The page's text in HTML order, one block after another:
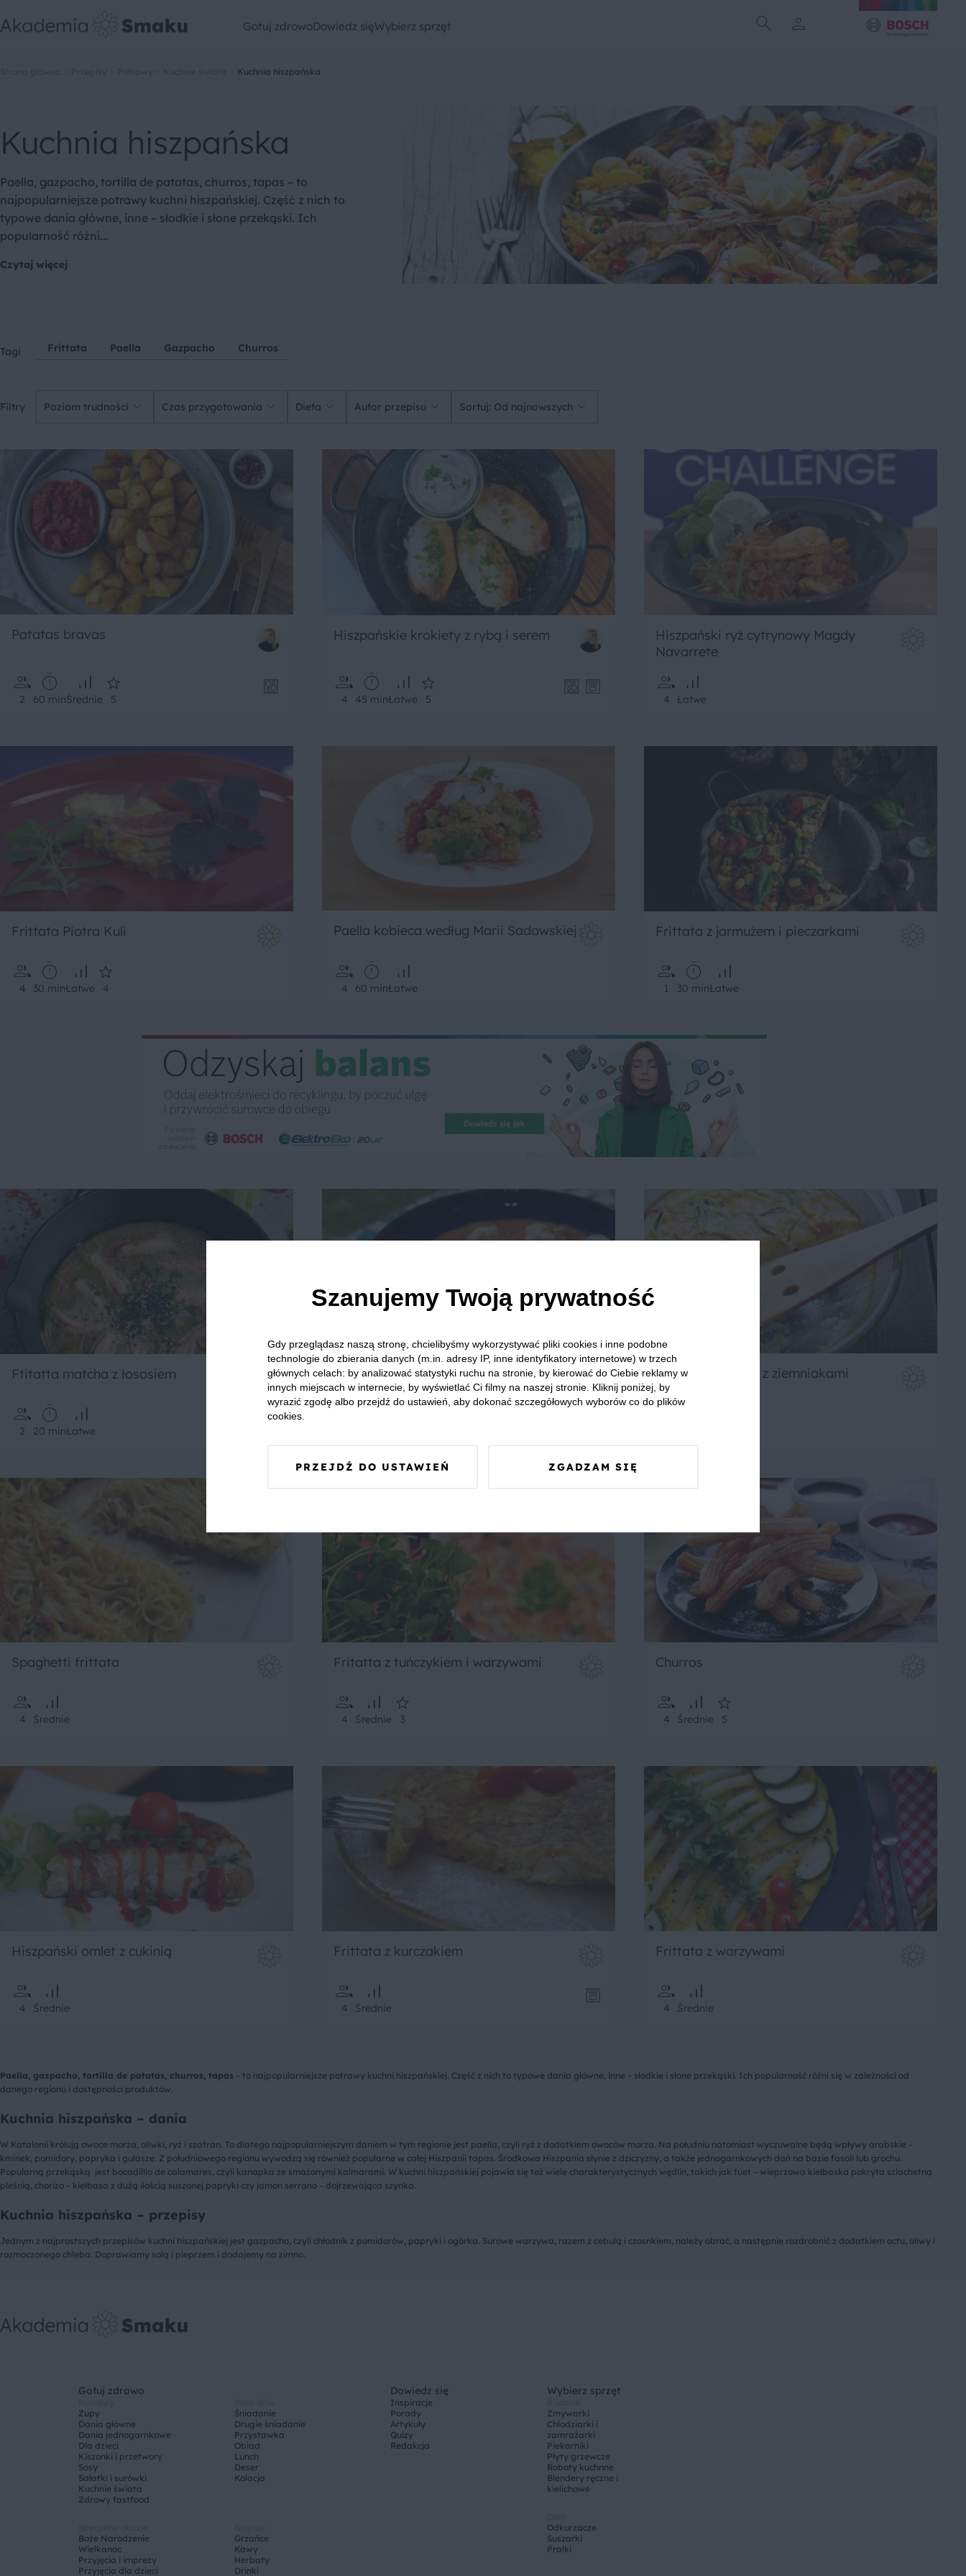
Gotuj zdrowoDowiedz sięWybierz sprzęt
Kuchnia hiszpańska
Kuchnia hiszpańska
Paella, gazpacho, tortilla de patatas, churros, tapas – to
najpopularniejsze potrawy kuchni hiszpańskiej. Część z nich to
typowe dania główne, inne – słodkie i słone przekąski. Ich
popularność różni...
Czytaj więcej
Tagi Frittata Paella Gazpacho Churros
Filtry Poziom trudności Czas przygotowania Dieta Autor przepisu Sortuj: Od najnowszych
Patatas bravas
2 60 minŚrednie 5
Hiszpańskie krokiety z rybą i serem
4 45 minŁatwe 5
Hiszpański ryż cytrynowy Magdy
Navarrete
4 Łatwe
Frittata Piotra Kuli
4 30 minŁatwe 4
Paella kobieca według Marii Sadowskiej
4 60 minŁatwe
Frittata z jarmużem i pieczarkami
1 30 minŁatwe
Ftitatta matcha z łososiem
2 20 minŁatwe
GAZPACHO Omlet hiszpański z ziemniakami
Spaghetti frittata
4 Średnie
Fritatta z tuńczykiem i warzywami
4 Średnie 3
Churros
4 Średnie 5
Hiszpański omlet z cukinią
4 Średnie
Frittata z kurczakiem
4 Średnie
Frittata z warzywami
4 Średnie
Paella, gazpacho, tortilla de patatas, churros, tapas – to najpopularniejsze potrawy kuchni hiszpańskiej. Część z nich to typowe dania główne, inne – słodkie i słone przekąski. Ich popularność różni się w zależności od
danego regionu i dostępności produktów.
Kuchnia hiszpańska – dania
W Katalonii królują owoce morza, oliwki, ryż i szafran. To dlatego najpopularniejszym daniem w tym regionie jest paella, czyli ryż z dodatkiem owoców morza. Na południu natomiast wyczuwalne będą wpływy arabskie –
kminek, pomidory, papryka i gulasze. Z południowego regionu wywodzą się również popularne w całej Hiszpanii tapas. Środkowa Hiszpania słynie z dziczyzny, a także jednogarnkowych dań na bazie fasoli lub grochu.
Popularną przekąską jest bocadilllo de calamares, czyli kanapka ze smażonymi kalmarami. W kuchni hiszpańskiej pojawia się też wiele charakterystycznych wędlin, takich jak fuet – wieprzowa kiełbaska pokryta szlachetną
pleśnią, chorizo – kiełbasa z dużą ilością suszonej papryki czy jamon serrano – dojrzewająca szynka.
Kuchnia hiszpańska – przepisy
Jednym z najprostszych przepisów kuchni hiszpańskiej jest gazpacho, czyli chłodnik z pomidorów, papryki i ogórka. Surowe warzywa, razem z cebulą i czosnkiem, należy obrać, a następnie rozdrobnić z dodatkiem octu, oliwy i
rozmoczonego chleba. Doprawiamy solą i pieprzem i dodajemy na zimno.
Gotuj zdrowo
Zupy
Dania główne
Dania jednogarnkowe
Dla dzieci
Kiszonki i przetwory
Sosy
Sałatki i surówki
Kuchnie świata
Zdrowy fastfood
Śniadanie
Drugie śniadanie
Przystawka
Obiad
Lunch
Deser
Kolacja
Boże Narodzenie
Wielkanoc
Przyjęcia i imprezy
Przyjęcia dla dzieci
Grzańce
Kawy
Herbaty
Drinki
Dowiedz się
Inspiracje
Porady
Artykuły
Quizy
Redakcja
Wybierz sprzęt
Zmywarki
Chłodziarki i
zamrażarki
Piekarniki
Płyty grzewcze
Roboty kuchnne
Blendery ręczne i
kielichowe
Odkurzacze
Suszarki
Pralki
Szanujemy Twoją prywatność
Gdy przeglądasz naszą stronę, chcielibyśmy wykorzystywać pliki cookies i inne podobne
technologie do zbierania danych (m.in. adresy IP, inne identyfikatory internetowe) w trzech
głównych celach: by analizować statystyki ruchu na stronie, by kierować do Ciebie reklamy w
innych miejscach w internecie, by wyświetlać Ci filmy na naszej stronie. Kliknij poniżej, by
wyrazić zgodę albo przejdź do ustawień, aby dokonać szczegółowych wyborów co do plików
cookies.
PRZEJDŹ DO USTAWIEŃ ZGADZAM SIĘ